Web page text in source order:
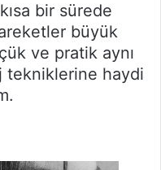
bir sürede
büyük
ve pratik aynı
tekniklerine haydi